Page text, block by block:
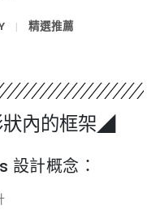
精選推薦
內的框架◢
設計概念：